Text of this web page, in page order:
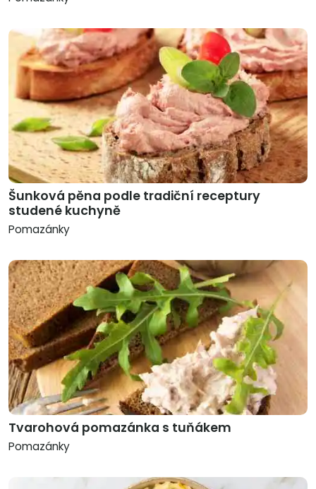
Šunková pěna podle tradiční receptury
studené kuchyně
Pomazánky
Tvarohová pomazánka s tuňákem
Pomazánky